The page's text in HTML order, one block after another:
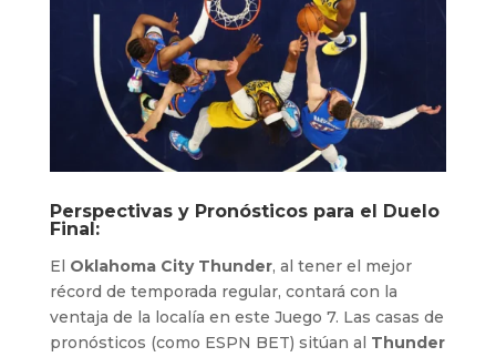
Perspectivas y Pronósticos para el Duelo
Final:
El Oklahoma City Thunder, al tener el mejor
récord de temporada regular, contará con la
ventaja de la localía en este Juego 7. Las casas de
pronósticos (como ESPN BET) sitúan al Thunder